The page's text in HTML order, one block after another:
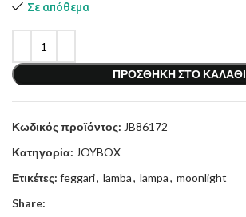
Σε απόθεμα
ΠΡΟΣΘΉΚΗ ΣΤΟ ΚΑΛΆΘΙ
Κωδικός προϊόντος: JB86172
Κατηγορία: JOYBOX
Ετικέτες: feggari, lamba, lampa, moonlight
Share: